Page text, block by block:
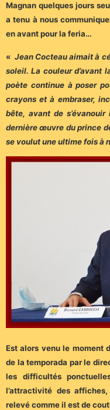
Magnan quelques jours
a tenu à nous
en avant pour la feria…
« Jean Cocteau aimait à
soleil. La couleur d’avant
poète continue à poser
crayons et à embraser,
bête, avant de
dernière œuvre du prince
se voulut une ultime fois à
Est alors venu le moment
de la temporada par le
les difficultés
l’attractivité des
relevé comme il est de